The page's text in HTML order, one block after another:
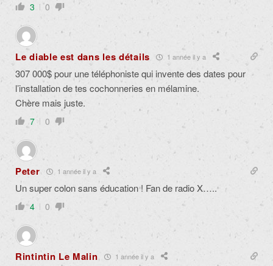
3 0
Le diable est dans les détails 1 année il y a
307 000$ pour une téléphoniste qui invente des dates pour
l’installation de tes cochonneries en mélamine.
Chère mais juste.
7 0
Peter 1 année il y a
Un super colon sans éducation ! Fan de radio X…..
4 0
Rintintin Le Malin 1 année il y a